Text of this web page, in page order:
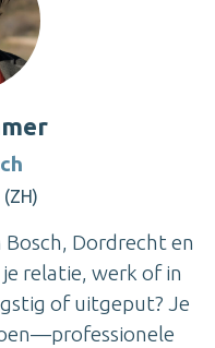
Bosch, Dordrecht en
relatie, werk of in
of uitgeput? Je